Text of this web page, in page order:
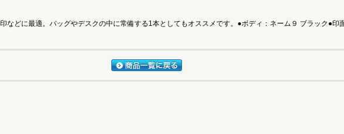
などに最適。バッグやデスクの中に常備する1本としてもオススメです。●ボディ：ネーム９ ブラック●印